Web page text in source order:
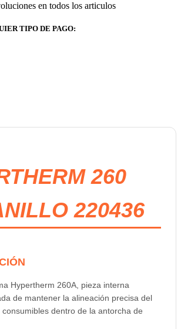
en todos los articulos
TIPO DE PAGO:
260
220436
Hypertherm 260A, pieza interna
de mantener la alineación precisa del
dentro de la antorcha de